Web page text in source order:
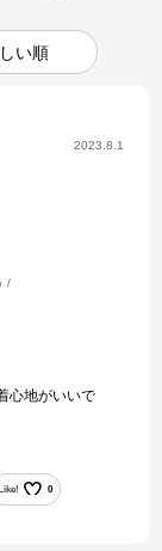
い順
2023.8.1
心地がいいで
Like! 0